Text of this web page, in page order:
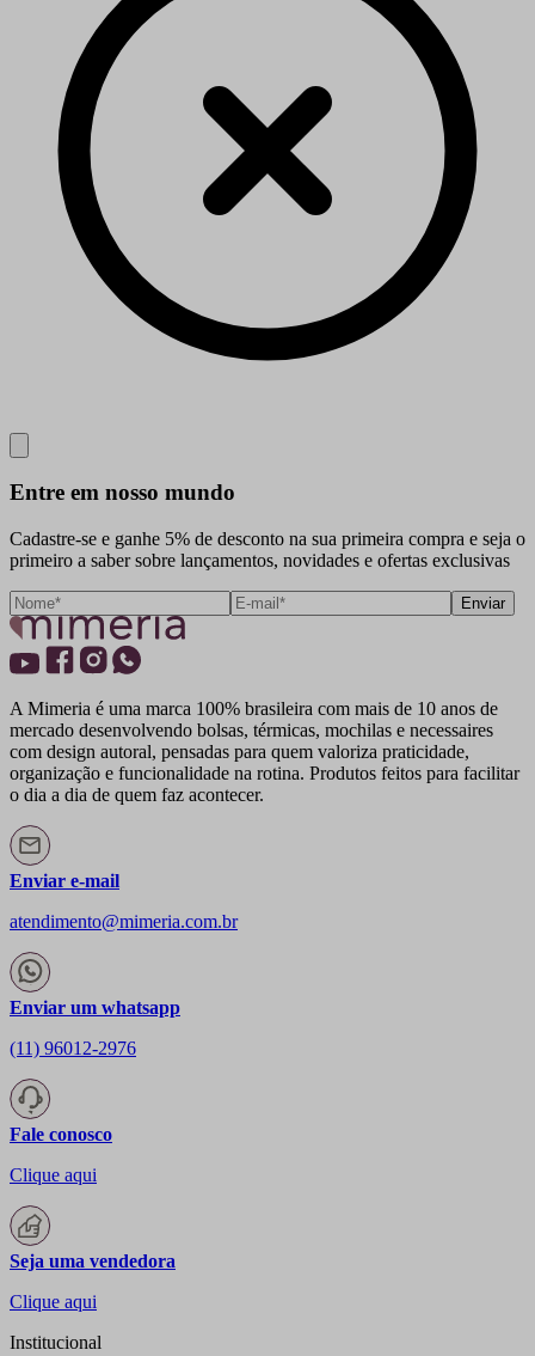
Entre em nosso mundo
Cadastre-se e ganhe 5% de desconto na sua primeira compra e seja o
primeiro a saber sobre lançamentos, novidades e ofertas exclusivas
Enviar
A Mimeria é uma marca 100% brasileira com mais de 10 anos de
mercado desenvolvendo bolsas, térmicas, mochilas e necessaires
com design autoral, pensadas para quem valoriza praticidade,
organização e funcionalidade na rotina. Produtos feitos para facilitar
o dia a dia de quem faz acontecer.
Enviar e-mail
atendimento@mimeria.com.br
Enviar um whatsapp
(11) 96012-2976
Fale conosco
Clique aqui
Seja uma vendedora
Clique aqui
Institucional